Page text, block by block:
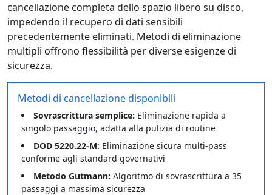
cancellazione completa dello spazio libero su disco,
impedendo il recupero di dati sensibili
precedentemente eliminati. Metodi di eliminazione
multipli offrono flessibilità per diverse esigenze di
sicurezza.
Metodi di cancellazione disponibili
Sovrascrittura semplice: Eliminazione rapida a
singolo passaggio, adatta alla pulizia di routine
DOD 5220.22-M: Eliminazione sicura multi-pass
conforme agli standard governativi
Metodo Gutmann: Algoritmo di sovrascrittura a 35
passaggi a massima sicurezza